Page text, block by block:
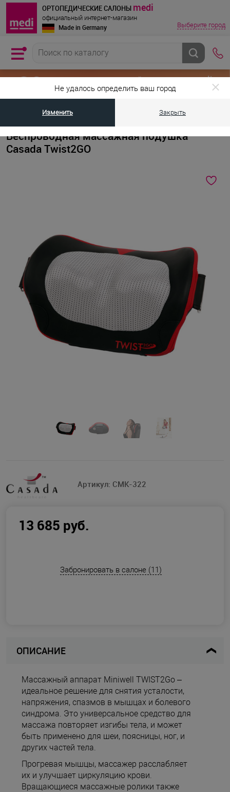
Не удалось определить ваш город
Изменить Закрыть
ОРТОПЕДИЧЕСКИЕ САЛОНЫ medi
официальный интернет-магазин
Made in Germany Выберите город
Главная страница • Ортопедические массажеры и
Беспроводная массажная подушка
Casada Twist2GO
Артикул: CMK-322
13 685 руб.
Забронировать в салоне (11)
ОПИСАНИЕ
Массажный аппарат Miniwell TWIST2Go –
идеальное решение для снятия усталости,
напряжения, спазмов в мышцах и болевого
синдрома. Это универсальное средство для
массажа повторяет изгибы тела, и может
быть применено для шеи, поясницы, ног, и
других частей тела.
Прогревая мышцы, массажер расслабляет
их и улучшает циркуляцию крови.
Вращающиеся массажные ролики также